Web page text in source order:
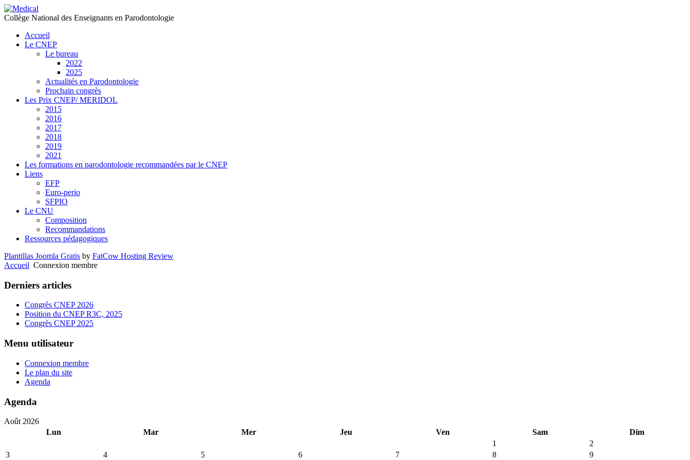
Collège National des Enseignants en Parodontologie
Accueil
Le CNEP
Le bureau
2022
2025
Actualités en Parodontologie
Prochain congrès
Les Prix CNEP/ MERIDOL
2015
2016
2017
2018
2019
2021
Les formations en parodontologie recommandées par le CNEP
Liens
EFP
Euro-perio
SFPIO
Le CNU
Composition
Recommandations
Ressources pédagogiques
Plantillas Joomla Gratis by FatCow Hosting Review
Accueil Connexion membre
Derniers articles
Congrès CNEP 2026
Position du CNEP R3C, 2025
Congrès CNEP 2025
Menu utilisateur
Connexion membre
Le plan du site
Agenda
Agenda
précédente
précédent
suivante
suivant
Août 2026
Lun
Mar Mer Jeu Ven Sam
Dim
1
2
3
4 5 6 7 8 9